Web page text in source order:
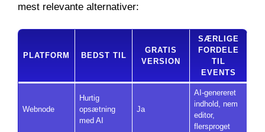
mest relevante alternativer:
PLATFORM BEDST TIL
GRATIS
VERSION
SÆRLIGE
FORDELE
TIL
EVENTS
Webnode
Hurtig
opsætning
med AI
Ja
AI-genereret
indhold, nem
editor,
flersproget